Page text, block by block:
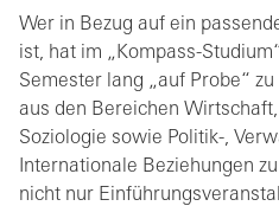
Wer in Bezug auf ein
ist, hat im „Kompass-
Semester lang „auf Probe“
aus den Bereichen
Soziologie sowie Politik-,
Internationale Beziehungen
nicht nur